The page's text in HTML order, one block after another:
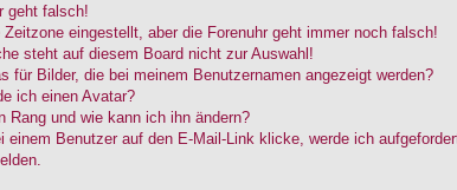
geht falsch!
Zeitzone eingestellt, aber die Forenuhr geht immer noch falsch!
steht auf diesem Board nicht zur Auswahl!
für Bilder, die bei meinem Benutzernamen angezeigt werden?
ich einen Avatar?
Rang und wie kann ich ihn ändern?
einem Benutzer auf den E-Mail-Link klicke, werde ich